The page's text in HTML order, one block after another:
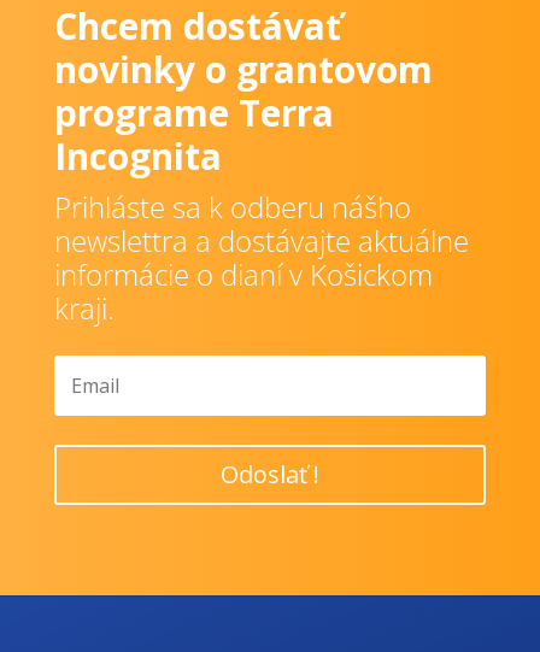
Chcem dostávať
novinky o grantovom
programe Terra
Incognita
Prihláste sa k odberu nášho
newslettra a dostávajte aktuálne
informácie o dianí v Košickom
kraji.
Odoslať !